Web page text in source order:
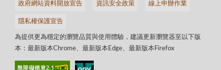
政府網站資料開放宣告 資訊安全政策 線上申辦作業
隱私權保護宣告
為提供更為穩定的瀏覽品質與使用體驗，建議更新瀏覽器至以下版
本：最新版本Chrome、最新版本Edge、最新版本Firefox